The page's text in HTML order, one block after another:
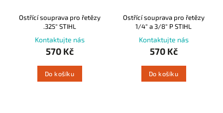
Ostřící souprava pro řetězy
.325" STIHL
Kontaktujte nás
570 Kč
Do košíku
Ostřící souprava pro řetězy
1/4" a 3/8" P STIHL
Kontaktujte nás
570 Kč
Do košíku